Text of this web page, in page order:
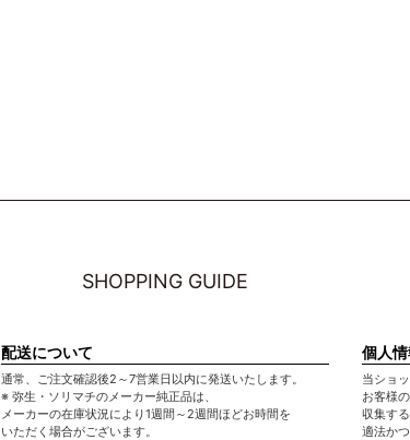
SHOPPING GUIDE
配送について
通常、ご注文確認後2～7営業日以内に発送いたします。
※ 弥生・ソリマチのメーカー純正品は、
メーカーの在庫状況により1週間～2週間ほどお時間を
いただく場合がございます。
個人
当ショ
お客様
収集す
適法か